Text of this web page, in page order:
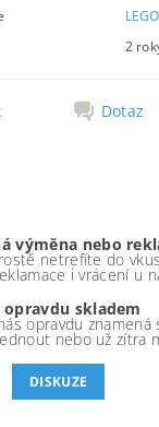
2
Dotaz
výměna nebo
netrefíte do
i vrácení u
opravdu skladem
opravdu
nebo už zítra
DISKUZE